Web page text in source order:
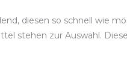
diesen so schnell wie
stehen zur Auswahl.